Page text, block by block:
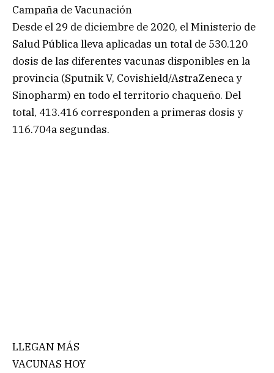
Campaña de Vacunación
Desde el 29 de diciembre de 2020, el Ministerio de
Salud Pública lleva aplicadas un total de 530.120
dosis de las diferentes vacunas disponibles en la
provincia (Sputnik V, Covishield/AstraZeneca y
Sinopharm) en todo el territorio chaqueño. Del
total, 413.416 corresponden a primeras dosis y
116.704a segundas.
LLEGAN MÁS
VACUNAS HOY